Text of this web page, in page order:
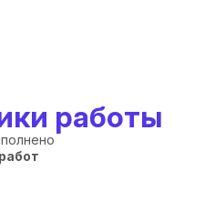
работы